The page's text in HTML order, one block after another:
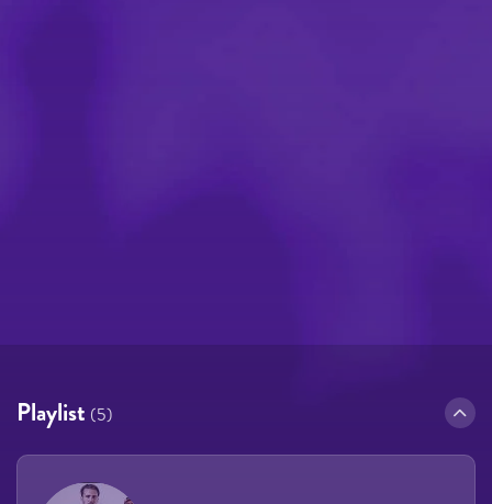
Playlist (5)